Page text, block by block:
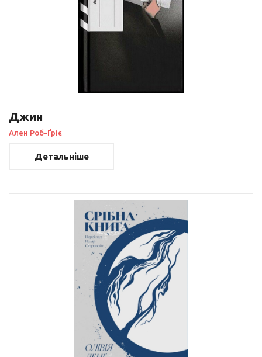
Джин
Ален Роб-Ґріє
Детальніше